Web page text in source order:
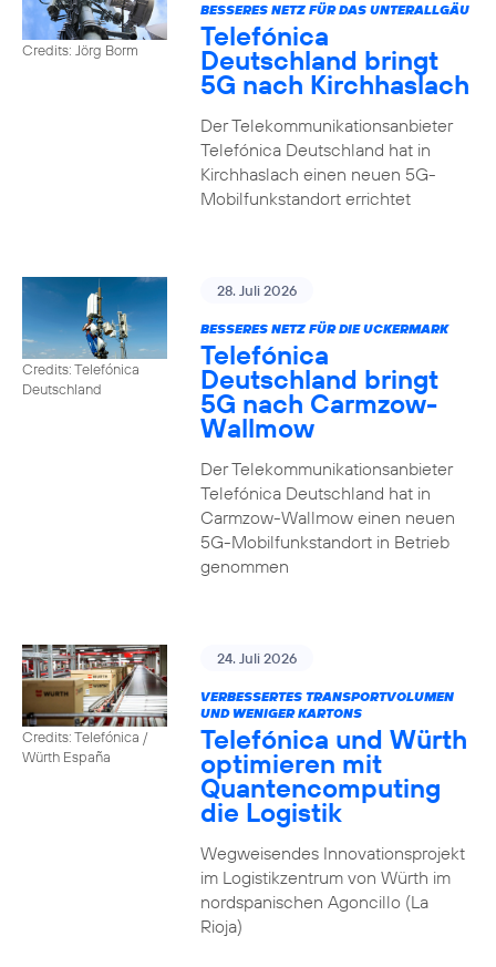
Credits: Jörg Borm
BESSERES NETZ FÜR DAS UNTERALLGÄU
Telefónica
Deutschland bringt
5G nach Kirchhaslach
Der Telekommunikationsanbieter
Telefónica Deutschland hat in
Kirchhaslach einen neuen 5G-
Mobilfunkstandort errichtet
Credits: Telefónica
Deutschland
28. Juli 2026
BESSERES NETZ FÜR DIE UCKERMARK
Telefónica
Deutschland bringt
5G nach Carmzow-
Wallmow
Der Telekommunikationsanbieter
Telefónica Deutschland hat in
Carmzow-Wallmow einen neuen
5G-Mobilfunkstandort in Betrieb
genommen
Credits: Telefónica /
Würth España
24. Juli 2026
VERBESSERTES TRANSPORTVOLUMEN
UND WENIGER KARTONS
Telefónica und Würth
optimieren mit
Quantencomputing
die Logistik
Wegweisendes Innovationsprojekt
im Logistikzentrum von Würth im
nordspanischen Agoncillo (La
Rioja)